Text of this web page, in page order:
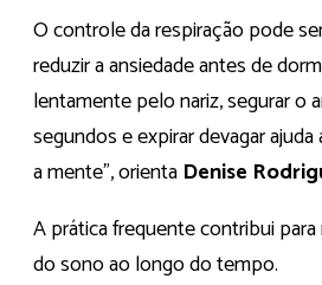
O controle da respiração pode
reduzir a ansiedade antes de
lentamente pelo nariz, segurar o
segundos e expirar devagar
a mente”, orienta Denise
A prática frequente contribui
do sono ao longo do tempo.